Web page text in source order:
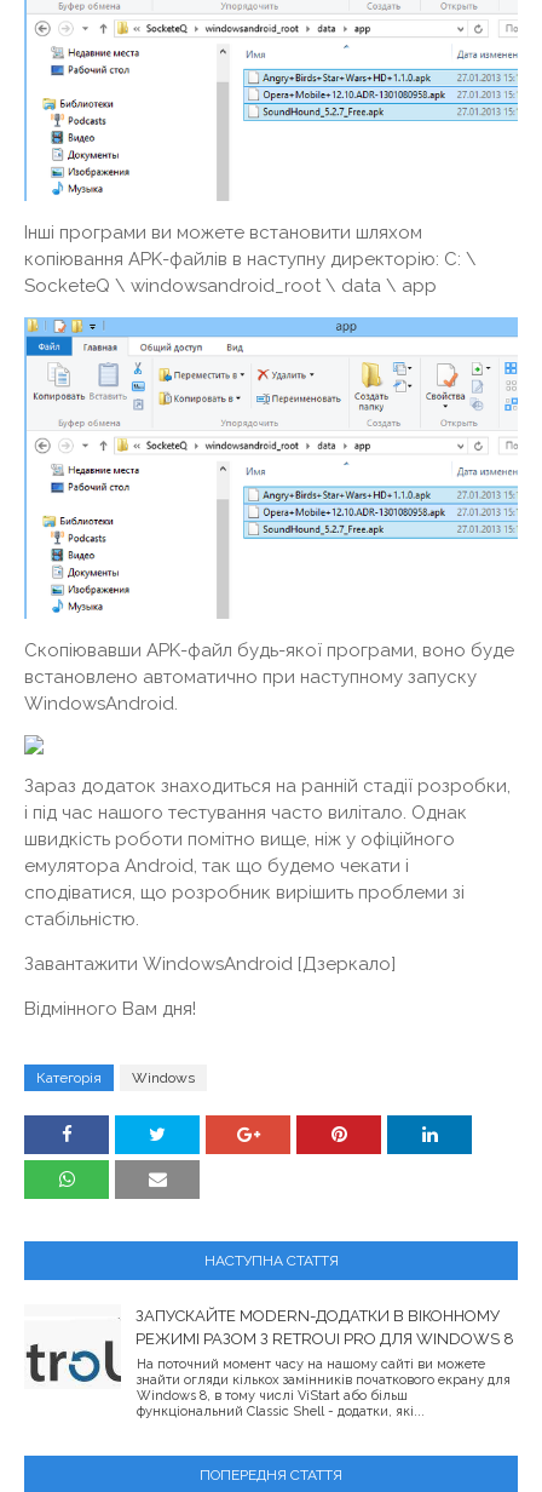
Інші програми ви можете встановити шляхом
копіювання APK-файлів в наступну директорію: C: \
SocketeQ \ windowsandroid_root \ data \ app
Скопіювавши APK-файл будь-якої програми, воно буде
встановлено автоматично при наступному запуску
WindowsAndroid.
Зараз додаток знаходиться на ранній стадії розробки,
і під час нашого тестування часто вилітало. Однак
швидкість роботи помітно вище, ніж у офіційного
емулятора Android, так що будемо чекати і
сподіватися, що розробник вирішить проблеми зі
стабільністю.
Завантажити WindowsAndroid [Дзеркало]
Відмінного Вам дня!
Категорія Windows
НАСТУПНА СТАТТЯ
ЗАПУСКАЙТЕ MODERN-ДОДАТКИ В ВІКОННОМУ
РЕЖИМІ РАЗОМ З RETROUI PRO ДЛЯ WINDOWS 8
На поточний момент часу на нашому сайті ви можете
знайти огляди кількох замінників початкового екрану для
Windows 8, в тому числі ViStart або більш
функціональний Classic Shell - додатки, які...
ПОПЕРЕДНЯ СТАТТЯ